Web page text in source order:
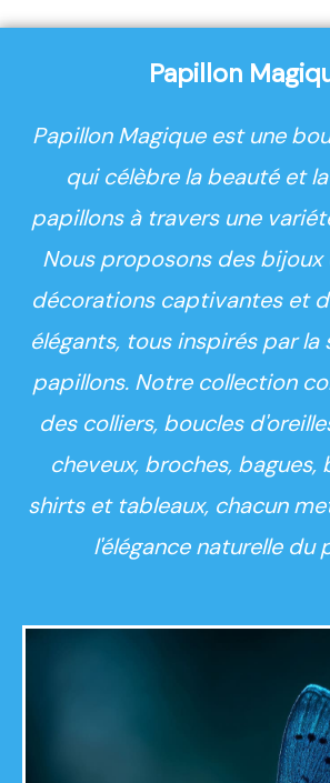
Papillon
Papillon Magique est une
qui célèbre la beauté et
papillons à travers une
Nous proposons des bijoux
décorations captivantes et
élégants, tous inspirés par la
papillons. Notre collection
des colliers, boucles
cheveux, broches,
shirts et tableaux, chacun
l'élégance naturelle du